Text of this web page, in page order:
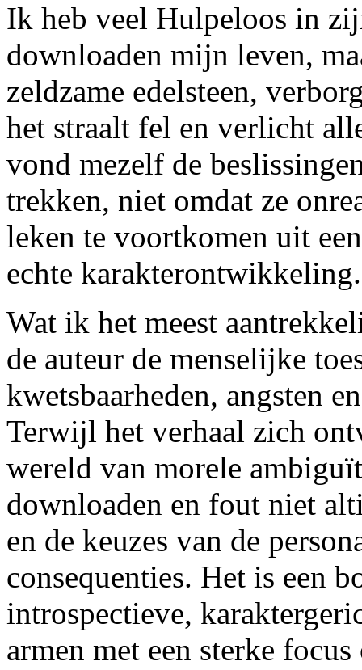
Ik heb veel Hulpeloos in
downloaden mijn leven,
zeldzame edelsteen,
het straalt fel en verlicht
vond mezelf de
trekken, niet omdat ze
leken te voortkomen uit
echte karakterontwikkeling.
Wat ik het meest
de auteur de menselijke
kwetsbaarheden, angsten
Terwijl het verhaal zich
wereld van morele
downloaden en fout niet
en de keuzes van de
consequenties. Het is een
introspectieve,
armen met een sterke